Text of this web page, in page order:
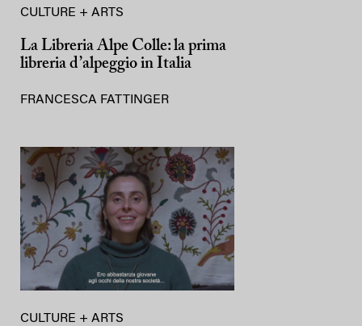
CULTURE + ARTS
La Libreria Alpe Colle: la prima
libreria d’alpeggio in Italia
FRANCESCA FATTINGER
CULTURE + ARTS